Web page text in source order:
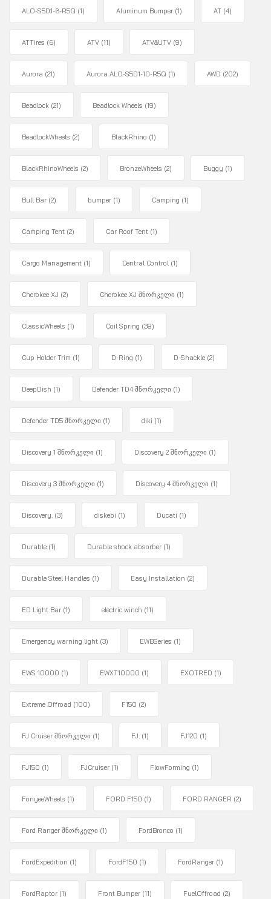
ALO-S5D1-6-R5Q (1) Aluminum Bumper (1) AT (4)
ATTires (6) ATV (11) ATV&UTV (9)
Aurora (21) Aurora ALO-S5D1-10-R5Q (1) AWD (202)
Beadlock (21) Beadlock Wheels (19)
BeadlockWheels (2) BlackRhino (1)
BlackRhinoWheels (2) BronzeWheels (2) Buggy (1)
Bull Bar (2) bumper (1) Camping (1)
Camping Tent (2) Car Roof Tent (1)
Cargo Management (1) Central Control (1)
Cherokee XJ (2) Cherokee XJ შნორკელი (1)
ClassicWheels (1) Coil Spring (39)
Cup Holder Trim (1) D-Ring (1) D-Shackle (2)
DeepDish (1) Defender TD4 შნორკელი (1)
Defender TD5 შნორკელი (1) diki (1)
Discovery 1 შნორკელი (1) Discovery 2 შნორკელი (1)
Discovery 3 შნორკელი (1) Discovery 4 შნორკელი (1)
Discovery. (3) diskebi (1) Ducati (1)
Durable (1) Durable shock absorber (1)
Durable Steel Handles (1) Easy Installation (2)
ED Light Bar (1) electric winch (11)
Emergency warning light (3) EWBSeries (1)
EWS 10000 (1) EWXT10000 (1) EXOTRED (1)
Extreme Offroad (100) F150 (2)
FJ Cruiser შნორკელი (1) FJ. (1) FJ120 (1)
FJ150 (1) FJCruiser (1) FlowForming (1)
FonyeeWheels (1) FORD F150 (1) FORD RANGER (2)
Ford Ranger შნორკელი (1) FordBronco (1)
FordExpedition (1) FordF150 (1) FordRanger (1)
FordRaptor (1) Front Bumper (11) FuelOffroad (2)